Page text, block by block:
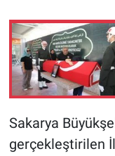
Sakarya
gerçekleştirilen